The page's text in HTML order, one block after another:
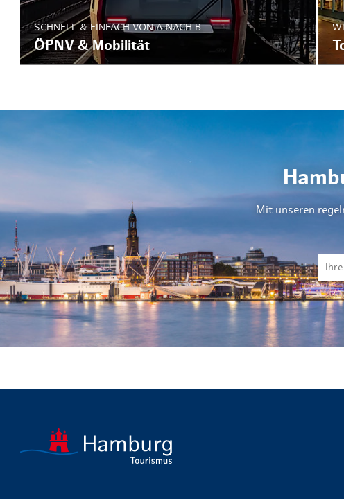
SCHNELL & EINFACH VON A NACH B
ÖPNV & Mobilität
Mit unseren